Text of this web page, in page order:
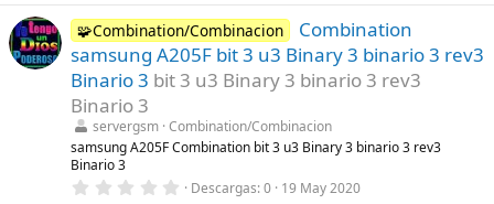
0
0
e
s
t
r
l
l
a
s
🧩Combination/Combinacion
Combination
samsung A205F bit 3 u3 Binary 3 binario 3 rev3
Binario 3 bit 3 u3 Binary 3 binario 3 rev3
Binario 3
servergsm Combination/Combinacion
samsung A205F Combination bit 3 u3 Binary 3 binario 3 rev3
Binario 3
0 Descargas 0 19 May 2020